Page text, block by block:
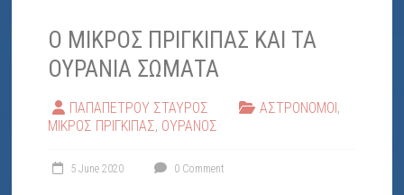
Ο ΜΙΚΡΟΣ ΠΡΙΓΚΙΠΑΣ ΚΑΙ ΤΑ
ΟΥΡΑΝΙΑ ΣΩΜΑΤΑ
ΠΑΠΑΠΕΤΡΟΥ ΣΤΑΥΡΟΣ ΑΣΤΡΟΝΟΜΟΙ,
ΜΙΚΡΟΣ ΠΡΙΓΚΙΠΑΣ, ΟΥΡΑΝΟΣ
5 June 2020 0 Comment